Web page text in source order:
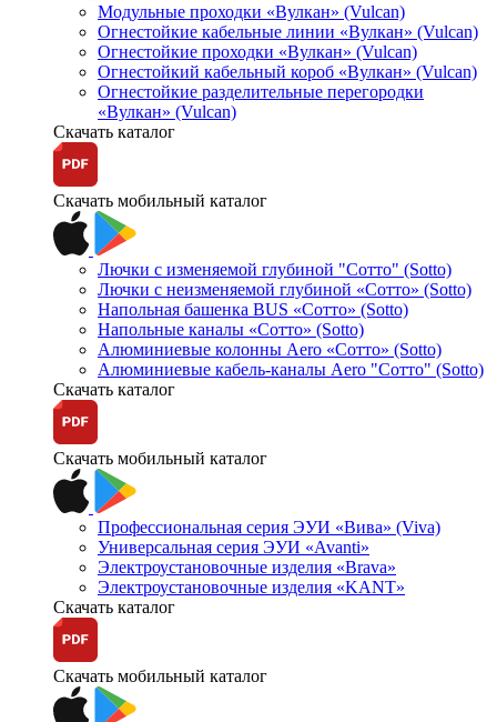
Модульные проходки «Вулкан» (Vulcan)
Огнестойкие кабельные линии «Вулкан» (Vulcan)
Огнестойкие проходки «Вулкан» (Vulcan)
Огнестойкий кабельный короб «Вулкан» (Vulcan)
Огнестойкие разделительные перегородки
«Вулкан» (Vulcan)
Скачать каталог
Скачать мобильный каталог
Лючки с изменяемой глубиной "Сотто" (Sotto)
Лючки с неизменяемой глубиной «Сотто» (Sotto)
Напольная башенка BUS «Сотто» (Sotto)
Напольные каналы «Сотто» (Sotto)
Алюминиевые колонны Aero «Сотто» (Sotto)
Алюминиевые кабель-каналы Aero "Сотто" (Sotto)
Скачать каталог
Скачать мобильный каталог
Профессиональная серия ЭУИ «Вива» (Viva)
Универсальная серия ЭУИ «Avanti»
Электроустановочные изделия «Brava»
Электроустановочные изделия «KANT»
Скачать каталог
Скачать мобильный каталог